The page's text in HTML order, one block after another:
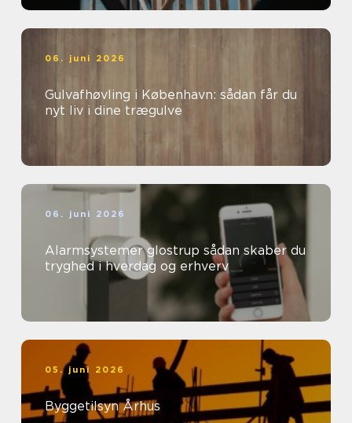
06. juni 2026
Gulvafhøvling i København: sådan får du
nyt liv i dine trægulve
06. juni 2026
Alarmsystemer glostrup sådan skaber du
tryghed i hverdag og erhverv
05. juni 2026
Byggetilsyn Århus